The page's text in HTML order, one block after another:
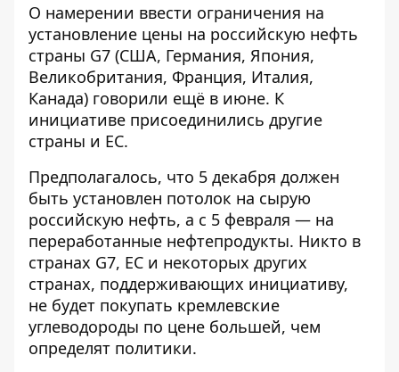
О намерении ввести ограничения на
установление цены на российскую нефть
страны G7 (США, Германия, Япония,
Великобритания, Франция, Италия,
Канада) говорили ещё в июне. К
инициативе присоединились другие
страны и ЕС.
Предполагалось, что 5 декабря должен
быть установлен потолок на сырую
российскую нефть, а с 5 февраля — на
переработанные нефтепродукты. Никто в
странах G7, ЕС и некоторых других
странах, поддерживающих инициативу,
не будет покупать кремлевские
углеводороды по цене большей, чем
определят политики.